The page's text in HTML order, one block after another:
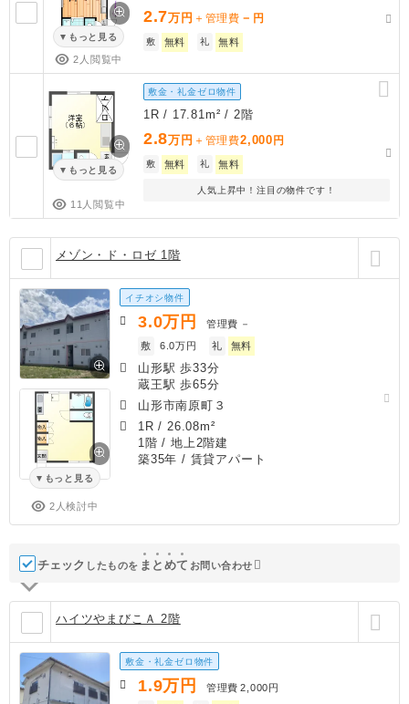
もっと見る
2人閲覧中
2.7万円 ＋管理費 － 円
敷 無料 礼 無料
もっと見る
11人閲覧中
敷金・礼金ゼロ物件
1R / 17.81m² / 2階
2.8万円 ＋管理費2,000 円
敷 無料 礼 無料
人気上昇中！注目の物件です！
メゾン・ド・ロゼ 1階
もっと見る
2人検討中
イチオシ物件
3.0万円 管理費 －
敷
6.0万円 礼 無料
山形駅 歩33分
蔵王駅 歩65分
山形市南原町３
1R / 26.08m²
1階 / 地上2階建
築35年 / 賃貸アパート
チェック したものを ま と めて お問い合わせ
ハイツやまびこＡ 2階
敷金・礼金ゼロ物件
1.9万円 管理費 2,000円